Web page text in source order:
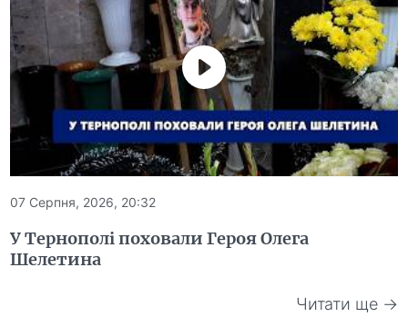
07 Серпня, 2026, 20:32
У Тернополі поховали Героя Олега
Шелетина
Читати ще →